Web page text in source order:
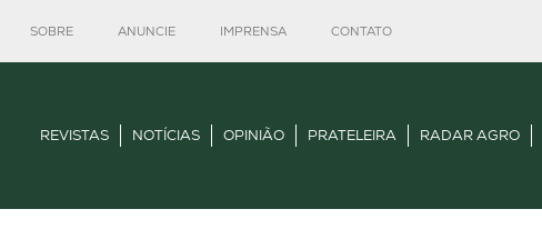
SOBRE ANUNCIE IMPRENSA CONTATO
REVISTAS NOTÍCIAS OPINIÃO PRATELEIRA RADAR AGRO